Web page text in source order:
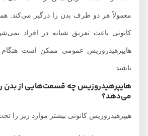
معمولاً هر دو طرف بدن را درگیر می‌کند. همچنین
کانونی باعث تعریق شبانه در افراد نمی‌شود
هایپرهیدروزیس عمومی ممکن است هنگام
باشند.
هایپرهیدروزیس چه قسمت‌هایی از بدن را تحت
می‌دهد؟
هیپرهیدروزیس کانونی بیشتر موارد زیر را تحت